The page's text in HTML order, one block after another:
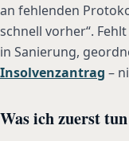
an fehlenden
schnell vorher“.
in Sanierung,
Insolvenzantrag –
Was ich zuerst